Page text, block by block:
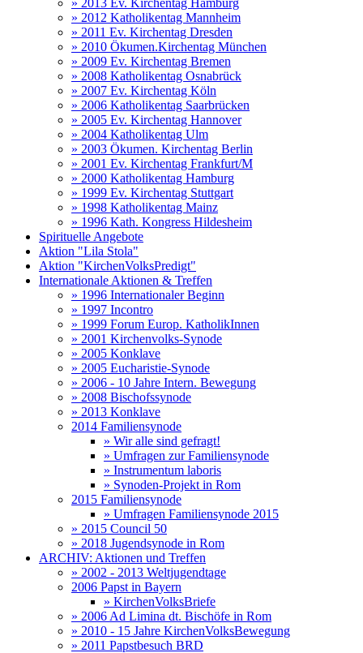
» 2013 Ev. Kirchentag Hamburg
» 2012 Katholikentag Mannheim
» 2011 Ev. Kirchentag Dresden
» 2010 Ökumen.Kirchentag München
» 2009 Ev. Kirchentag Bremen
» 2008 Katholikentag Osnabrück
» 2007 Ev. Kirchentag Köln
» 2006 Katholikentag Saarbrücken
» 2005 Ev. Kirchentag Hannover
» 2004 Katholikentag Ulm
» 2003 Ökumen. Kirchentag Berlin
» 2001 Ev. Kirchentag Frankfurt/M
» 2000 Katholikentag Hamburg
» 1999 Ev. Kirchentag Stuttgart
» 1998 Katholikentag Mainz
» 1996 Kath. Kongress Hildesheim
Spirituelle Angebote
Aktion "Lila Stola"
Aktion "KirchenVolksPredigt"
Internationale Aktionen & Treffen
» 1996 Internationaler Beginn
» 1997 Incontro
» 1999 Forum Europ. KatholikInnen
» 2001 Kirchenvolks-Synode
» 2005 Konklave
» 2005 Eucharistie-Synode
» 2006 - 10 Jahre Intern. Bewegung
» 2008 Bischofssynode
» 2013 Konklave
2014 Familiensynode
» Wir alle sind gefragt!
» Umfragen zur Familiensynode
» Instrumentum laboris
» Synoden-Projekt in Rom
2015 Familiensynode
» Umfragen Familiensynode 2015
» 2015 Council 50
» 2018 Jugendsynode in Rom
ARCHIV: Aktionen und Treffen
» 2002 - 2013 Weltjugendtage
2006 Papst in Bayern
» KirchenVolksBriefe
» 2006 Ad Limina dt. Bischöfe in Rom
» 2010 - 15 Jahre KirchenVolksBewegung
» 2011 Papstbesuch BRD